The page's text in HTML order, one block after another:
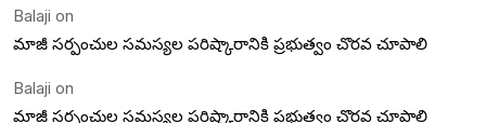
Balaji on
మాజీ సర్పంచుల సమస్యల పరిష్కారానికి ప్రభుత్వం చొరవ చూపాలి
Balaji on
మాజీ సర్పంచుల సమస్యల పరిష్కారానికి ప్రభుత్వం చొరవ చూపాలి